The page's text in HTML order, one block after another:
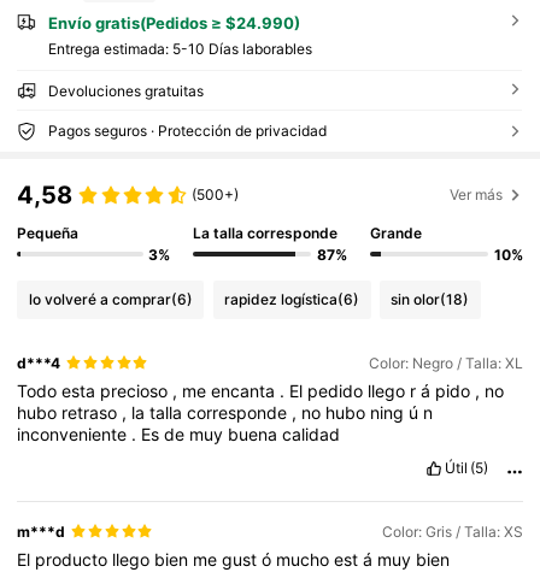
Envío gratis(Pedidos ≥ $24.990)
Entrega estimada: 5-10 Días laborables
Devoluciones gratuitas
Pagos seguros · Protección de privacidad
4,58 (500+) Ver más
Pequeña
3%
La talla corresponde
87%
Grande
10%
lo volveré a comprar(6) rapidez logística(6) sin olor(18)
d***4 Color: Negro / Talla: XL
Todoesta precioso , meencanta . El pedido llego rá pido , no
hubo retraso , latallacorresponde , no hubo ning ú n
inconveniente . Esde muy buenacalidad
Útil (5)
m***d Color: Gris / Talla: XS
El producto llego bien megustó muchoestá muy bien